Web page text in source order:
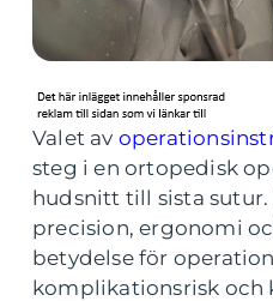
Valet av
steg i en ortopedisk
hudsnitt till sista
precision, ergonomi
betydelse för
komplikationsrisk och